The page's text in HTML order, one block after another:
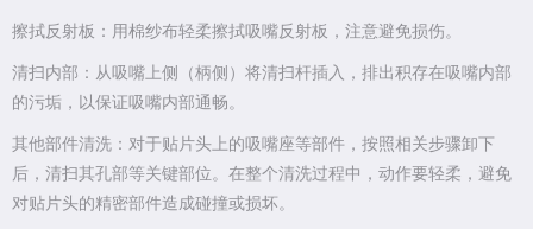
擦拭反射板：用棉纱布轻柔擦拭吸嘴反射板，注意避免损伤。
清扫内部：从吸嘴上侧（柄侧）将清扫杆插入，排出积存在吸嘴内部
的污垢，以保证吸嘴内部通畅。
其他部件清洗：对于贴片头上的吸嘴座等部件，按照相关步骤卸下
后，清扫其孔部等关键部位。在整个清洗过程中，动作要轻柔，避免
对贴片头的精密部件造成碰撞或损坏。